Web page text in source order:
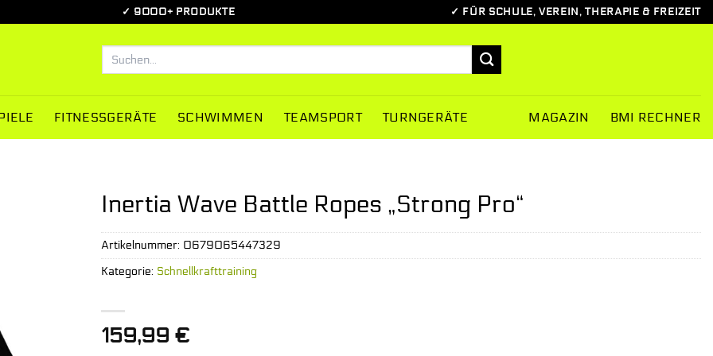
✓ 9000+ PRODUKTE ✓ FÜR SCHULE, VEREIN, THERAPIE & FREIZEIT
Suchen
FITNESSGERÄTE SCHWIMMEN TEAMSPORT TURNGERÄTE MAGAZIN BMI RECHNER
Inertia Wave Battle Ropes „Strong Pro“
159,99 €
Artikelnummer: 0679065447329
Kategorie: Schnellkrafttraining